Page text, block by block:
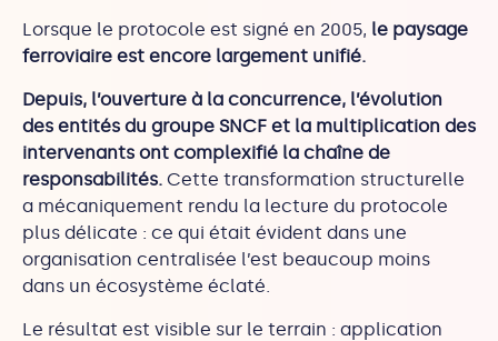
Lorsque le protocole est signé en 2005, le paysage
ferroviaire est encore largement unifié.
Depuis, l’ouverture à la concurrence, l’évolution
des entités du groupe SNCF et la multiplication des
intervenants ont complexifié la chaîne de
responsabilités. Cette transformation structurelle
a mécaniquement rendu la lecture du protocole
plus délicate : ce qui était évident dans une
organisation centralisée l’est beaucoup moins
dans un écosystème éclaté.
Le résultat est visible sur le terrain : application